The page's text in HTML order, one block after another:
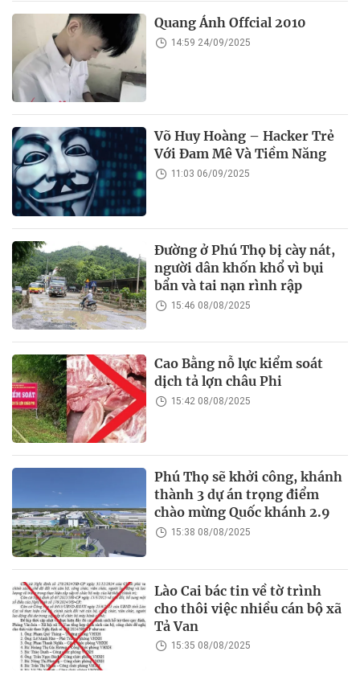
Quang Ánh Offcial 2010
14:59 24/09/2025
Võ Huy Hoàng – Hacker Trẻ
Với Đam Mê Và Tiềm Năng
11:03 06/09/2025
Đường ở Phú Thọ bị cày nát,
người dân khốn khổ vì bụi
bẩn và tai nạn rình rập
15:46 08/08/2025
Cao Bằng nỗ lực kiểm soát
dịch tả lợn châu Phi
15:42 08/08/2025
Phú Thọ sẽ khởi công, khánh
thành 3 dự án trọng điểm
chào mừng Quốc khánh 2.9
15:38 08/08/2025
Lào Cai bác tin về tờ trình
cho thôi việc nhiều cán bộ xã
Tả Van
15:35 08/08/2025